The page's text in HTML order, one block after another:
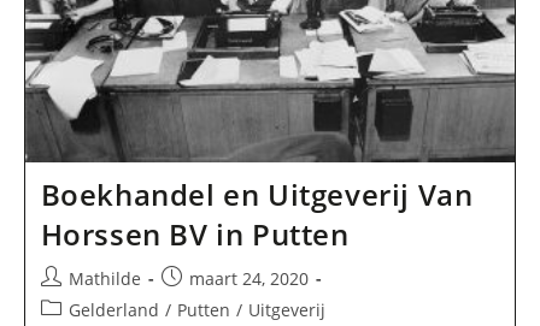
Boekhandel en Uitgeverij Van
Horssen BV in Putten
Bericht
auteur:
Mathilde
Bericht
gepubliceerd
maart 24, 2020
Berichtcategorie:
Gelderland / Putten / Uitgeverij